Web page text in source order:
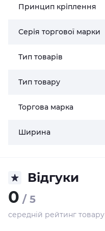
Принцип кріплення
Серія торгової марки
Тип товарів
Тип товару
Торгова марка
Ширина
Відгуки
0 / 5
середній рейтинг товару